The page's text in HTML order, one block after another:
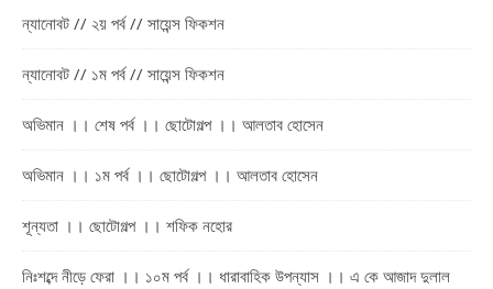
ন্যানোবট // ২য় পর্ব // সায়েন্স ফিকশন
ন্যানোবট // ১ম পর্ব // সায়েন্স ফিকশন
অভিমান ।। শেষ পর্ব ।। ছোটোগল্প ।। আলতাব হোসেন
অভিমান ।। ১ম পর্ব ।। ছোটোগল্প ।। আলতাব হোসেন
শূন্যতা ।। ছোটোগল্প ।। শফিক নহোর
নিঃশব্দে নীড়ে ফেরা ।। ১০ম পর্ব ।। ধারাবাহিক উপন্যাস ।। এ কে আজাদ দুলাল